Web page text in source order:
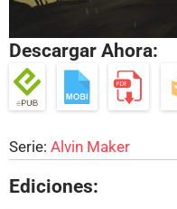
Descargar Ahora:
Serie: Alvin Maker
Ediciones: